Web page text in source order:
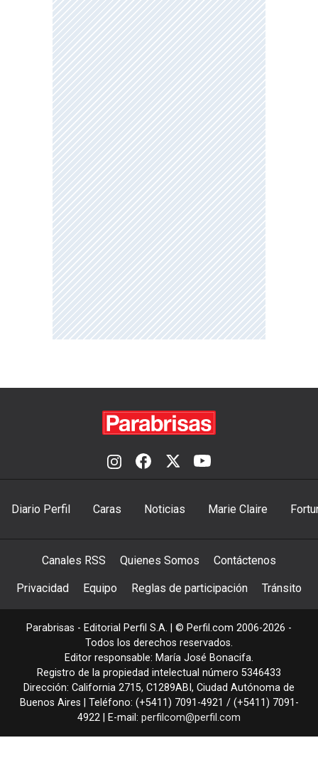
Diario Perfil Caras Noticias Marie Claire
Canales RSS Quienes Somos Contáctenos
Privacidad Equipo Reglas de participación Tránsito
Parabrisas - Editorial Perfil S.A. | © Perfil.com 2006-2026 -
Todos los derechos reservados.
Editor responsable: María José Bonacifa.
Registro de la propiedad intelectual número 5346433
Dirección: California 2715, C1289ABI , Ciudad Autónoma de
Buenos Aires | Teléfono: (+5411) 7091-4921 / (+5411) 7091-
4922 | E-mail: perfilcom@perfil.com